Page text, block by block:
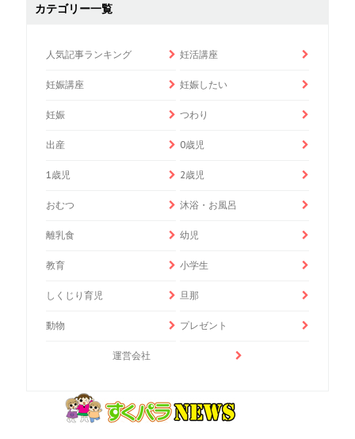
カテゴリー一覧
人気記事ランキング 妊活講座
妊娠講座 妊娠したい
妊娠 つわり
出産 0歳児
1歳児 2歳児
おむつ 沐浴・お風呂
離乳食 幼児
教育 小学生
しくじり育児 旦那
動物 プレゼント
運営会社